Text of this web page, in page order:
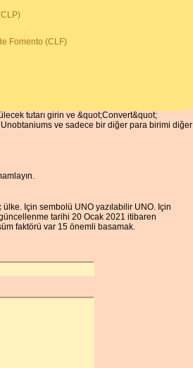
Fomento (CLF)
tutarı girin ve &quot;Convert&quot;
ve sadece bir diğer para birimi diğer
Için sembolü UNO yazılabilir UNO. Için
tarihi 20 Ocak 2021 itibaren
faktörü var 15 önemli basamak.